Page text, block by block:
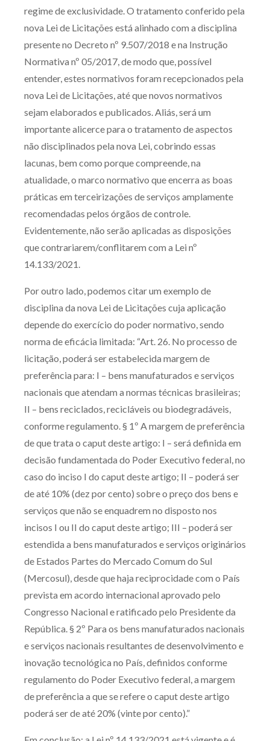
regime de exclusividade. O tratamento conferido pela
nova Lei de Licitações está alinhado com a disciplina
presente no Decreto nº 9.507/2018 e na Instrução
Normativa nº 05/2017, de modo que, possível
entender, estes normativos foram recepcionados pela
nova Lei de Licitações, até que novos normativos
sejam elaborados e publicados. Aliás, será um
importante alicerce para o tratamento de aspectos
não disciplinados pela nova Lei, cobrindo essas
lacunas, bem como porque compreende, na
atualidade, o marco normativo que encerra as boas
práticas em terceirizações de serviços amplamente
recomendadas pelos órgãos de controle.
Evidentemente, não serão aplicadas as disposições
que contrariarem/conflitarem com a Lei nº
14.133/2021.
Por outro lado, podemos citar um exemplo de
disciplina da nova Lei de Licitações cuja aplicação
depende do exercício do poder normativo, sendo
norma de eficácia limitada: “Art. 26. No processo de
licitação, poderá ser estabelecida margem de
preferência para: I – bens manufaturados e serviços
nacionais que atendam a normas técnicas brasileiras;
II – bens reciclados, recicláveis ou biodegradáveis,
conforme regulamento. § 1º A margem de preferência
de que trata o caput deste artigo: I – será definida em
decisão fundamentada do Poder Executivo federal, no
caso do inciso I do caput deste artigo; II – poderá ser
de até 10% (dez por cento) sobre o preço dos bens e
serviços que não se enquadrem no disposto nos
incisos I ou II do caput deste artigo; III – poderá ser
estendida a bens manufaturados e serviços originários
de Estados Partes do Mercado Comum do Sul
(Mercosul), desde que haja reciprocidade com o País
prevista em acordo internacional aprovado pelo
Congresso Nacional e ratificado pelo Presidente da
República. § 2º Para os bens manufaturados nacionais
e serviços nacionais resultantes de desenvolvimento e
inovação tecnológica no País, definidos conforme
regulamento do Poder Executivo federal, a margem
de preferência a que se refere o caput deste artigo
poderá ser de até 20% (vinte por cento).”